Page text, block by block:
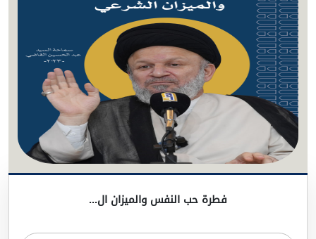
فطرة حب النفس والميزان ال...